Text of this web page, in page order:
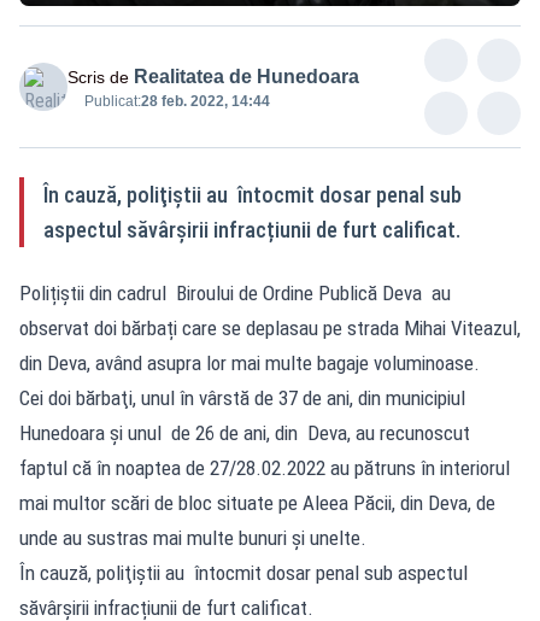
Scris de Realitatea de Hunedoara
Publicat:28 feb. 2022, 14:44
În cauză, poliţiştii au întocmit dosar penal sub
aspectul săvârșirii infracțiunii de furt calificat.
Polițiștii din cadrul Biroului de Ordine Publică Deva au
observat doi bărbați care se deplasau pe strada Mihai Viteazul,
din Deva, având asupra lor mai multe bagaje voluminoase.
Cei doi bărbaţi, unul în vârstă de 37 de ani, din municipiul
Hunedoara și unul de 26 de ani, din Deva, au recunoscut
faptul că în noaptea de 27/28.02.2022 au pătruns în interiorul
mai multor scări de bloc situate pe Aleea Păcii, din Deva, de
unde au sustras mai multe bunuri și unelte.
În cauză, poliţiştii au întocmit dosar penal sub aspectul
săvârșirii infracțiunii de furt calificat.